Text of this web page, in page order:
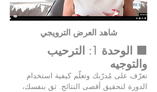
شاهد العرض الترويجي
🟦 الوحدة 1: الترحيب
والتوجيه
تعرّف على مُدرّبك وتعلّم كيفية استخدام
الدورة لتحقيق أقصى النتائج. ثق بنفسك،